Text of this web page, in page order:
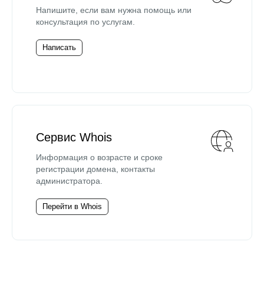
Напишите, если вам нужна помощь или
консультация по услугам.
Написать
Сервис Whois
Информация о возрасте и сроке
регистрации домена, контакты
администратора.
Перейти в Whois